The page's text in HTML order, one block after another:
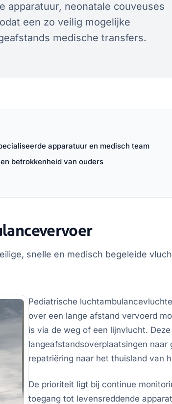
apparatuur, neonatale couveuses
een zo veilig mogelijke
medische transfers.
apparatuur en medisch team
betrokkenheid van ouders
snelle en medisch begeleide
Pediatrische
over een lange afstand vervoerd
is via de weg of een lijnvlucht.
langeafstandsoverplaatsingen
repatriëring naar het thuisland van
De prioriteit ligt bij continue
toegang tot levensreddende